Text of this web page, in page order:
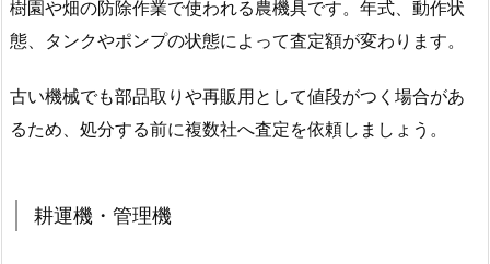
樹園や畑の防除作業で使われる農機具です。年式、動作状
態、タンクやポンプの状態によって査定額が変わります。
古い機械でも部品取りや再販用として値段がつく場合があ
るため、処分する前に複数社へ査定を依頼しましょう。
耕運機・管理機